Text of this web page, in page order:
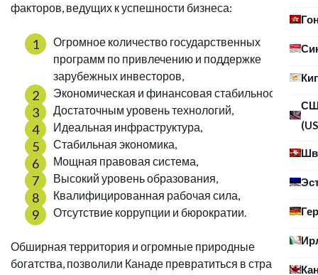
факторов, ведущих к успешности бизнеса:
Огромное количество государственных
программ по привлечению и поддержке
зарубежных инвесторов,
Экономическая и финансовая стабильность,
Достаточным уровень технологий,
Идеальная инфраструктура,
Стабильная экономика,
Мощная правовая система,
Высокий уровень образования,
Квалифицированная рабочая сила,
Отсутствие коррупции и бюрократии.
Обширная территория и огромные природные
богатства, позволили Канаде превратиться в страну